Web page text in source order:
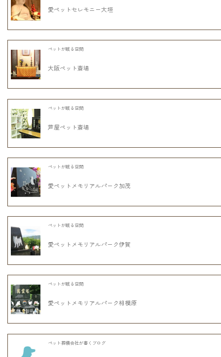
愛ペットセレモニー大垣
ペットが眠る空間
大阪ペット斎場
ペットが眠る空間
芦屋ペット斎場
ペットが眠る空間
愛ペットメモリアルパーク加茂
ペットが眠る空間
愛ペットメモリアルパーク伊賀
ペットが眠る空間
愛ペットメモリアルパーク相模原
ペット葬儀会社が書くブログ